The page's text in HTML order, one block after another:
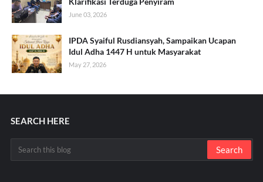
June 03, 2026
IPDA Syaiful Rusdiansyah, Sampaikan Ucapan
Idul Adha 1447 H untuk Masyarakat
May 27, 2026
SEARCH HERE